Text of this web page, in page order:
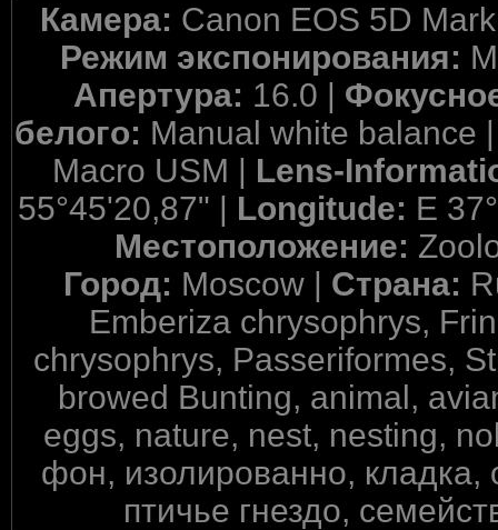
Камера: Canon EOS 5D
Режим экспонирования:
Апертура: 16.0 |
белого: Manual white balance
Macro USM | Lens-
55°45'20,87" | Longitude: E
Местоположение:
Город: Moscow | Страна:
Emberiza chrysophrys,
chrysophrys, Passeriformes,
browed Bunting, animal,
eggs, nature, nest, nesting,
фон, изолированно, кладка,
птичье гнездо,